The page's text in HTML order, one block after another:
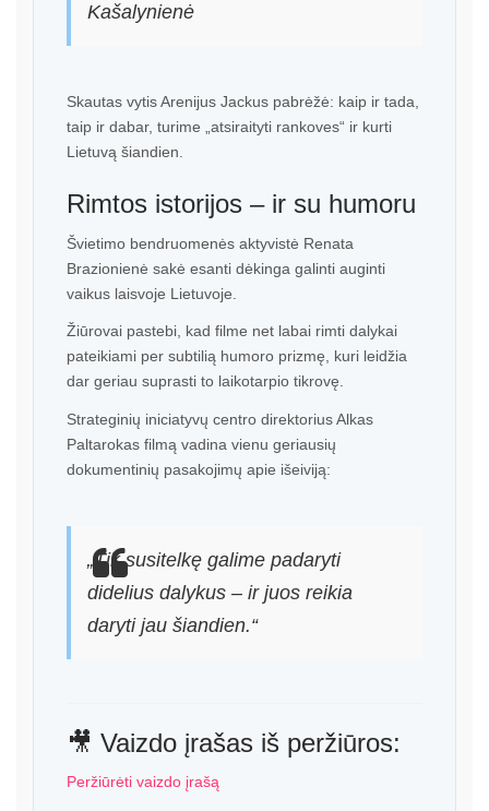
Kašalynienė
Skautas vytis Arenijus Jackus pabrėžė: kaip ir tada,
taip ir dabar, turime „atsiraityti rankoves“ ir kurti
Lietuvą šiandien.
Rimtos istorijos – ir su humoru
Švietimo bendruomenės aktyvistė Renata
Brazionienė sakė esanti dėkinga galinti auginti
vaikus laisvoje Lietuvoje.
Žiūrovai pastebi, kad filme net labai rimti dalykai
pateikiami per subtilią humoro prizmę, kuri leidžia
dar geriau suprasti to laikotarpio tikrovę.
Strateginių iniciatyvų centro direktorius Alkas
Paltarokas filmą vadina vienu geriausių
dokumentinių pasakojimų apie išeiviją:
„Tik susitelkę galime padaryti
didelius dalykus – ir juos reikia
daryti jau šiandien.“
🎥 Vaizdo įrašas iš peržiūros:
Peržiūrėti vaizdo įrašą